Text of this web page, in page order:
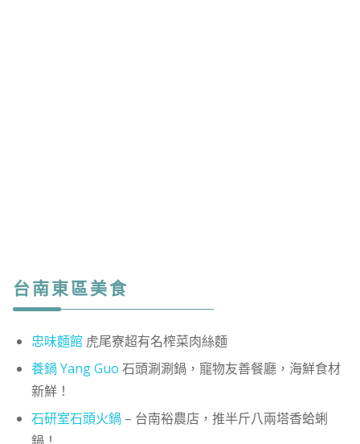
台南東區美食
忠味麵館虎尾寮超有名榨菜肉絲麵
養鍋 Yang Guo 石頭涮涮鍋，寵物友善餐廳，海鮮食材
新鮮！
石研室石頭火鍋 – 台南裕農店，推半斤八兩塔香蛤蜊